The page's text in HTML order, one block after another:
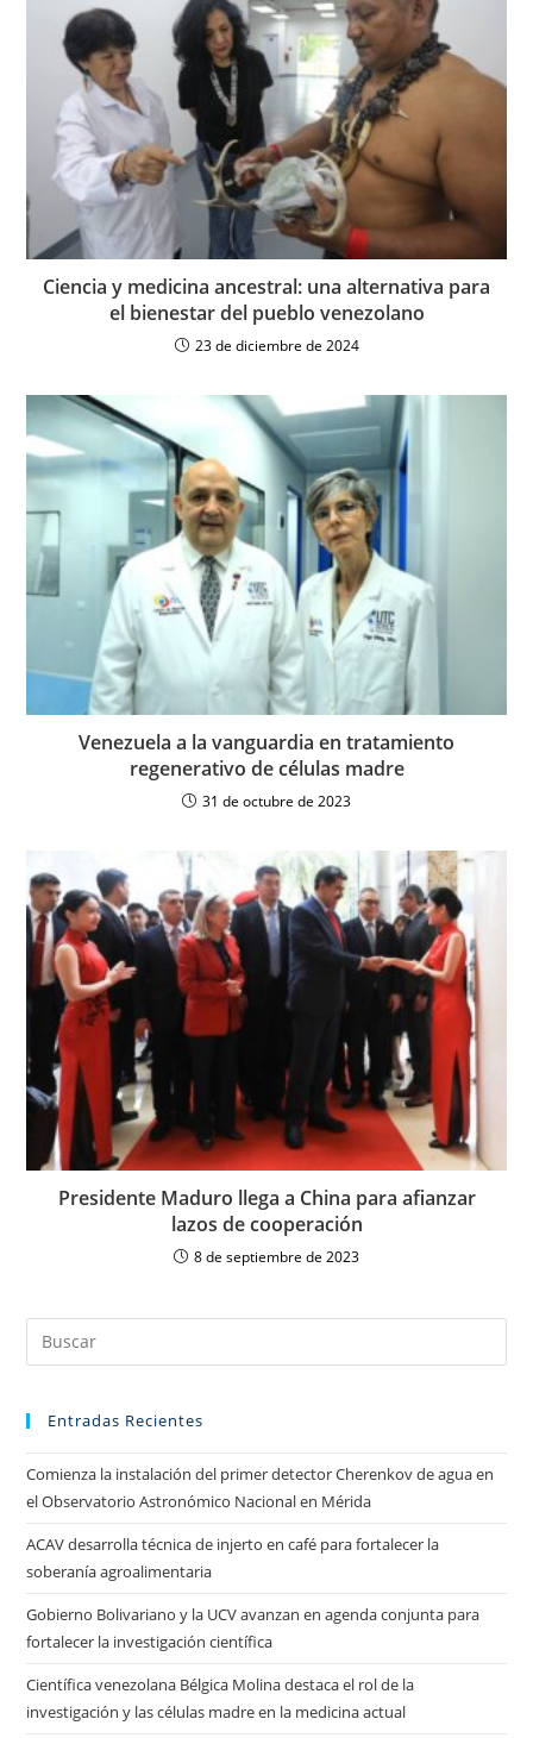
Ciencia y medicina ancestral: una alternativa para
el bienestar del pueblo venezolano
23 de diciembre de 2024
Venezuela a la vanguardia en tratamiento
regenerativo de células madre
31 de octubre de 2023
Presidente Maduro llega a China para afianzar
lazos de cooperación
8 de septiembre de 2023
Entradas Recientes
Comienza la instalación del primer detector Cherenkov de agua en
el Observatorio Astronómico Nacional en Mérida
ACAV desarrolla técnica de injerto en café para fortalecer la
soberanía agroalimentaria
Gobierno Bolivariano y la UCV avanzan en agenda conjunta para
fortalecer la investigación científica
Científica venezolana Bélgica Molina destaca el rol de la
investigación y las células madre en la medicina actual